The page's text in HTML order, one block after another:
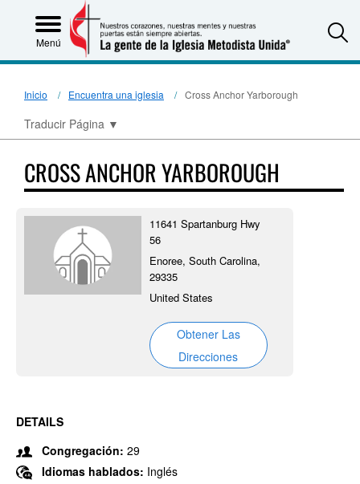
Menú
Inicio Encuentra una iglesia Cross Anchor Yarborough
Traducir Página ▼
CROSS ANCHOR YARBOROUGH
11641 Spartanburg Hwy
56
Enoree, South Carolina,
29335
United States
Obtener Las
Direcciones
DETAILS
Congregación: 29
Idiomas hablados: Inglés